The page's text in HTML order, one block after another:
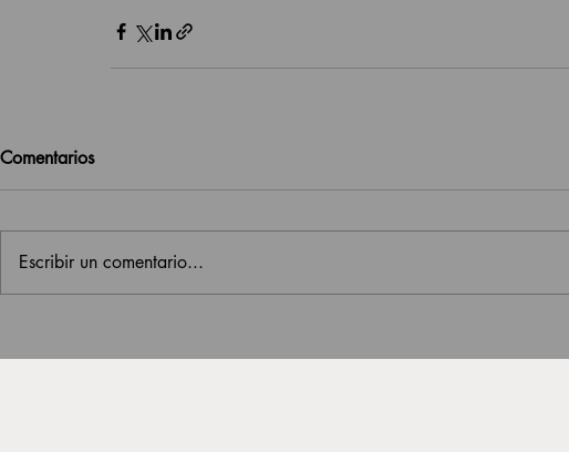
Comentarios
Escribir un comentario...